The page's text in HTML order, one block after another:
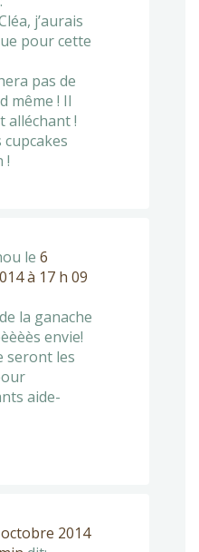
j’aurais
pour cette
pas de
même ! Il
alléchant !
cupcakes
!
le 6
à 17 h 09
la ganache
envie!
seront les
aide-
2014